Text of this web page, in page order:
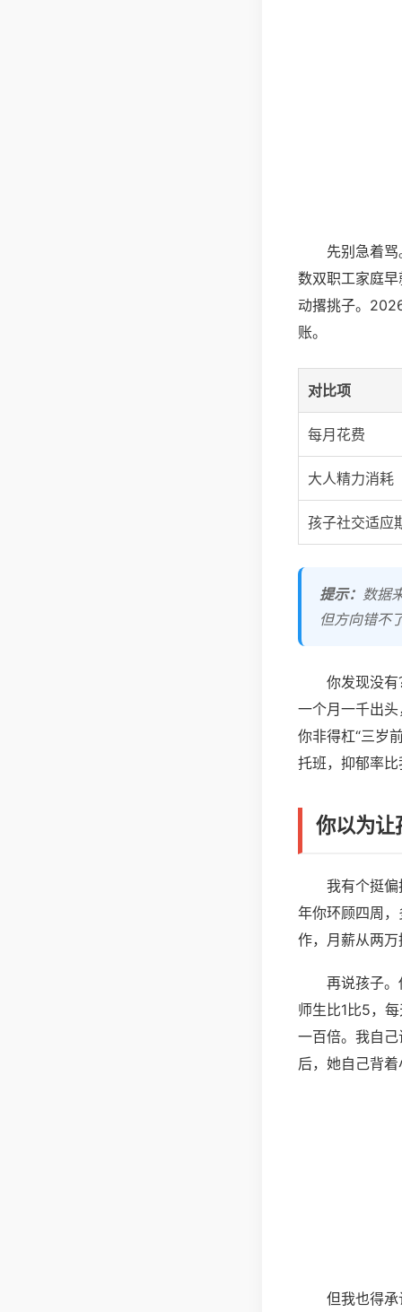
先别急着
数双职工家庭
动撂挑子。
账。
对比项
每月花费
大人精力消耗
孩子社交适应
提示： 数据
但方向错不
你发现没
一个月一千出
你非得杠“三岁
托班，抑郁率
你以为让
我有个挺
年你环顾四周
作，月薪从两
再说孩子
师生比1比5，
一百倍。我自
后，她自己背
但我也得